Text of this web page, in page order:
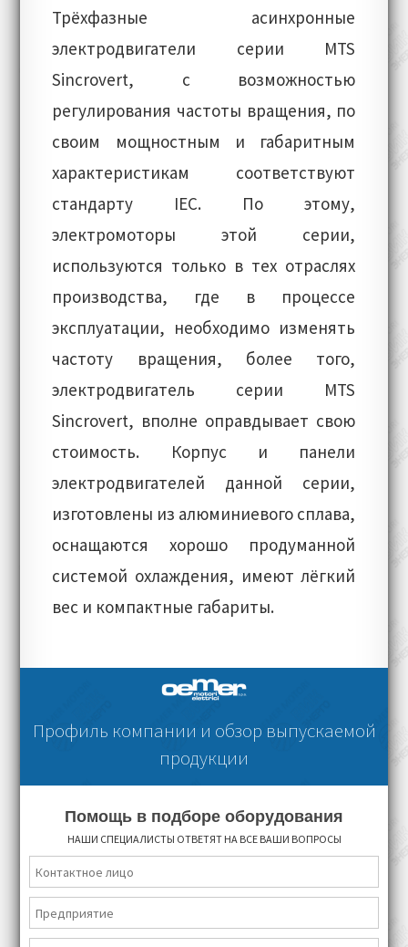
Трёхфазные асинхронные
электродвигатели серии MTS
Sincrovert, с возможностью
регулирования частоты вращения, по
своим мощностным и габаритным
характеристикам соответствуют
стандарту IEC. По этому,
электромоторы этой серии,
используются только в тех отраслях
производства, где в процессе
эксплуатации, необходимо изменять
частоту вращения, более того,
электродвигатель серии MTS
Sincrovert, вполне оправдывает свою
стоимость. Корпус и панели
электродвигателей данной серии,
изготовлены из алюминиевого сплава,
оснащаются хорошо продуманной
системой охлаждения, имеют лёгкий
вес и компактные габариты.
Профиль компании и обзор выпускаемой
продукции
Помощь в подборе оборудования
НАШИ СПЕЦИАЛИСТЫ ОТВЕТЯТ НА ВСЕ ВАШИ ВОПРОСЫ